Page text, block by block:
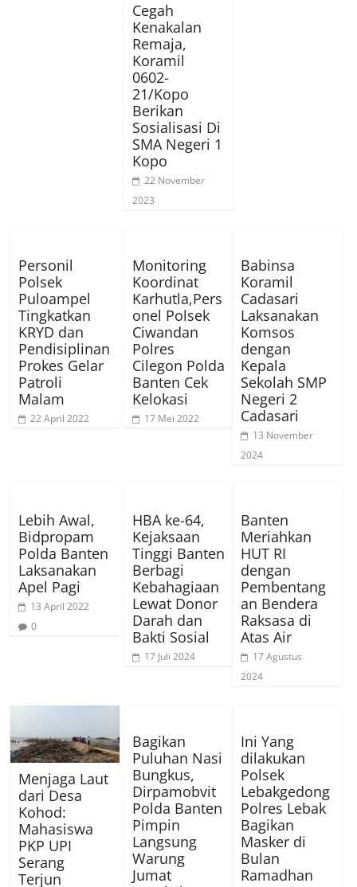
Cegah
Kenakalan
Remaja,
Koramil
0602-
21/Kopo
Berikan
Sosialisasi Di
SMA Negeri 1
Kopo
22 November
2023
Personil
Polsek
Puloampel
Tingkatkan
KRYD dan
Pendisiplinan
Prokes Gelar
Patroli
Malam
22 April 2022
Monitoring
Koordinat
Karhutla,Pers
onel Polsek
Ciwandan
Polres
Cilegon Polda
Banten Cek
Kelokasi
17 Mei 2022
Babinsa
Koramil
Cadasari
Laksanakan
Komsos
dengan
Kepala
Sekolah SMP
Negeri 2
Cadasari
13 November
2024
Lebih Awal,
Bidpropam
Polda Banten
Laksanakan
Apel Pagi
13 April 2022
0
HBA ke-64,
Kejaksaan
Tinggi Banten
Berbagi
Kebahagiaan
Lewat Donor
Darah dan
Bakti Sosial
17 Juli 2024
Banten
Meriahkan
HUT RI
dengan
Pembentang
an Bendera
Raksasa di
Atas Air
17 Agustus
2024
Menjaga Laut
dari Desa
Kohod:
Mahasiswa
PKP UPI
Serang
Terjun
Bagikan
Puluhan Nasi
Bungkus,
Dirpamobvit
Polda Banten
Pimpin
Langsung
Warung
Jumat
Ini Yang
dilakukan
Polsek
Lebakgedong
Polres Lebak
Bagikan
Masker di
Bulan
Ramadhan